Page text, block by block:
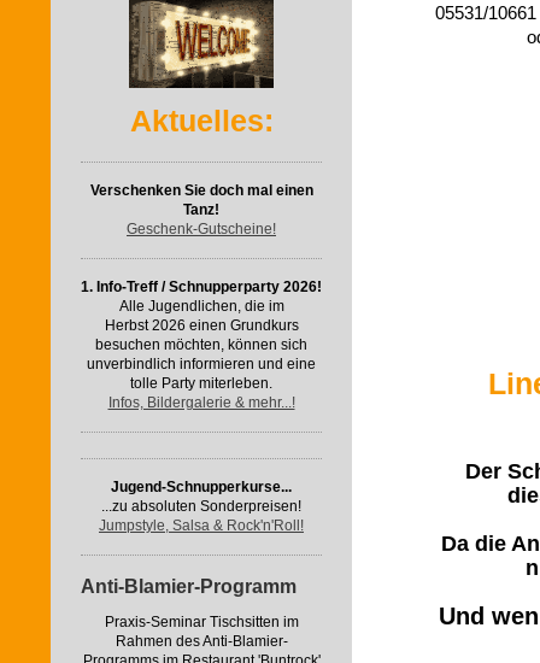
Aktuelles:
Verschenken Sie doch mal einen
Tanz!
Geschenk-Gutscheine!
1. Info-Treff / Schnupperparty 2026!
Alle Jugendlichen, die im
Herbst 2026 einen Grundkurs
besuchen möchten, können sich
unverbindlich informieren und eine
tolle Party miterleben.
Infos, Bildergalerie & mehr...!
Jugend-Schnupperkurse...
...zu absoluten Sonderpreisen!
Jumpstyle, Salsa & Rock'n'Roll!
Anti-Blamier-Programm
Praxis-Seminar Tischsitten im
Rahmen des Anti-Blamier-
05531/
Der
Da die
Und